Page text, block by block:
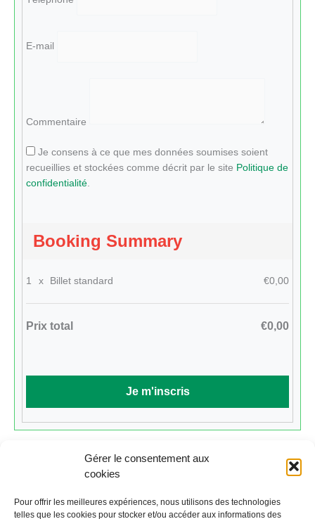
Gérer le consentement aux
cookies
Pour offrir les meilleures expériences, nous utilisons des technologies
telles que les cookies pour stocker et/ou accéder aux informations des
E-mail
Commentaire
Je consens à ce que mes données soumises soient
recueillies et stockées comme décrit par le site Politique de
confidentialité.
Booking Summary
1 x Billet standard €0,00
Prix total €0,00